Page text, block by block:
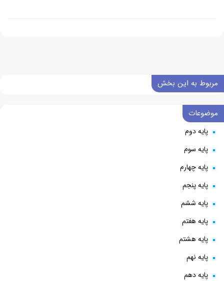
مربوط به این بخش
موضوعات
پایه دوم
پایه سوم
پایه چهارم
پایه پنجم
پایه ششم
پایه هفتم
پایه هشتم
پایه نهم
پایه دهم